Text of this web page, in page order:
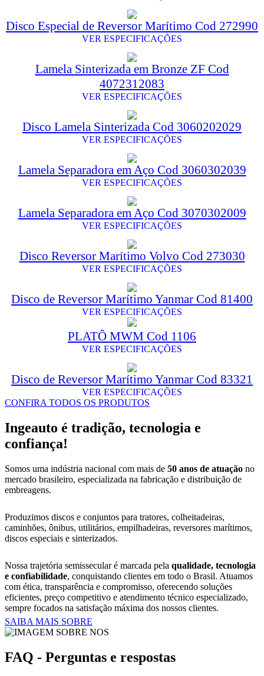
Disco Especial de Reversor Marítimo Cod 272990
VER ESPECIFICAÇÕES
Lamela Sinterizada em Bronze ZF Cod
4072312083
VER ESPECIFICAÇÕES
Disco Lamela Sinterizada Cod 3060202029
VER ESPECIFICAÇÕES
Lamela Separadora em Aço Cod 3060302039
VER ESPECIFICAÇÕES
Lamela Separadora em Aço Cod 3070302009
VER ESPECIFICAÇÕES
Disco Reversor Marítimo Volvo Cod 273030
VER ESPECIFICAÇÕES
Disco de Reversor Marítimo Yanmar Cod 81400
VER ESPECIFICAÇÕES
PLATÔ MWM Cod 1106
VER ESPECIFICAÇÕES
Disco de Reversor Marítimo Yanmar Cod 83321
VER ESPECIFICAÇÕES
CONFIRA TODOS OS PRODUTOS
Ingeauto é tradição, tecnologia e
confiança!
Somos uma indústria nacional com mais de 50 anos de atuação no
mercado brasileiro, especializada na fabricação e distribuição de
embreagens.
Produzimos discos e conjuntos para tratores, colheitadeiras,
caminhões, ônibus, utilitários, empilhadeiras, reversores marítimos,
discos especiais e sinterizados.
Nossa trajetória semissecular é marcada pela qualidade, tecnologia
e confiabilidade, conquistando clientes em todo o Brasil. Atuamos
com ética, transparência e compromisso, oferecendo soluções
eficientes, preço competitivo e atendimento técnico especializado,
sempre focados na satisfação máxima dos nossos clientes.
SAIBA MAIS SOBRE
FAQ - Perguntas e respostas